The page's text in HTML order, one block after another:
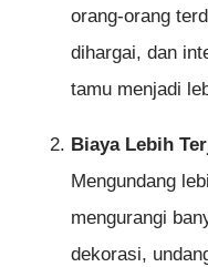
orang-orang
dihargai, dan
tamu menjadi
Biaya Lebih
Mengundang
mengurangi
dekorasi,